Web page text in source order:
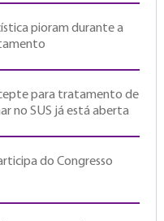
pioram durante a
para tratamento de
no SUS já está aberta
do Congresso